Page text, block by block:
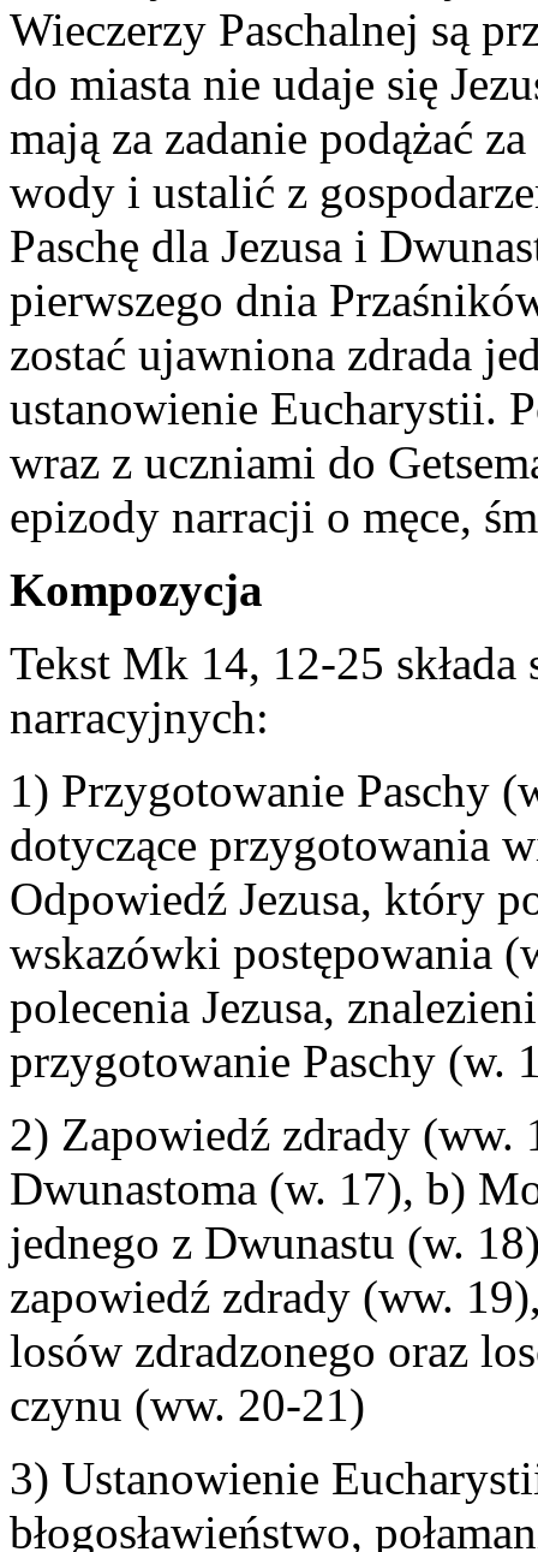
Wieczerzy Paschalnej są
do miasta nie udaje się
mają za zadanie podążać
wody i ustalić z
Paschę dla Jezusa i
pierwszego dnia
zostać ujawniona zdrada
ustanowienie Eucharystii.
wraz z uczniami do
epizody narracji o męce,
Kompozycja
Tekst Mk 14, 12-25 składa
narracyjnych:
1) Przygotowanie Paschy
dotyczące przygotowania
Odpowiedź Jezusa, który
wskazówki postępowania
polecenia Jezusa,
przygotowanie Paschy (w.
2) Zapowiedź zdrady (ww.
Dwunastoma (w. 17), b)
jednego z Dwunastu (w.
zapowiedź zdrady (ww.
losów zdradzonego oraz
czynu (ww. 20-21)
3) Ustanowienie
błogosławieństwo,